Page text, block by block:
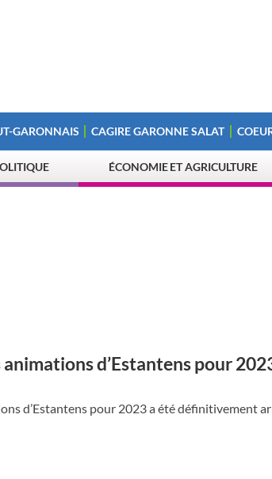
GARONNAIS CAGIRE GARONNE SALAT
ÉCONOMIE ET AGRICULTURE
d’Estantens pour
d’Estantens pour 2023 a été définitivement